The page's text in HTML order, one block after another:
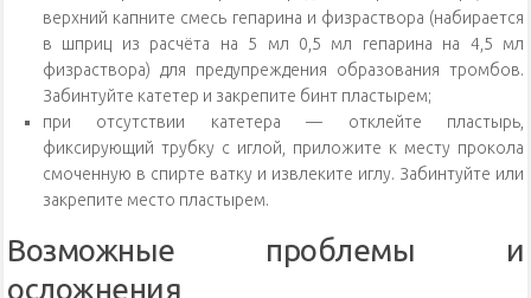
верхний капните смесь гепарина и физраствора (набирается
в шприц из расчёта на 5 мл 0,5 мл гепарина на 4,5 мл
физраствора) для предупреждения образования тромбов.
Забинтуйте катетер и закрепите бинт пластырем;
при отсутствии катетера — отклейте пластырь,
фиксирующий трубку с иглой, приложите к месту прокола
смоченную в спирте ватку и извлеките иглу. Забинтуйте или
закрепите место пластырем.
Возможные проблемы и
осложнения